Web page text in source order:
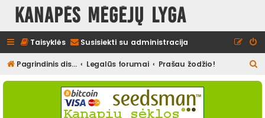
Kanapės mėgėjų lyga
Taisyklės Susisiekti su administracija
Pagrindinis diskusijų puslapis Legalūs forumai Prašau žodžio!
e